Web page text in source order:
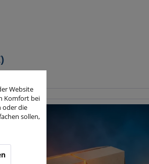
Website
Komfort bei
oder die
sollen,